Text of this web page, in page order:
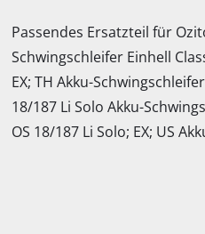
Passendes Ersatzteil für
Schwingschleifer Einhell
EX; TH Akku-
18/187 Li Solo Akku-
OS 18/187 Li Solo; EX; US